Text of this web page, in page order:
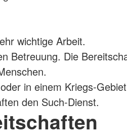
wichtige Arbeit.
Betreuung. Die
in einem Kriegs-
den Such-Dienst.